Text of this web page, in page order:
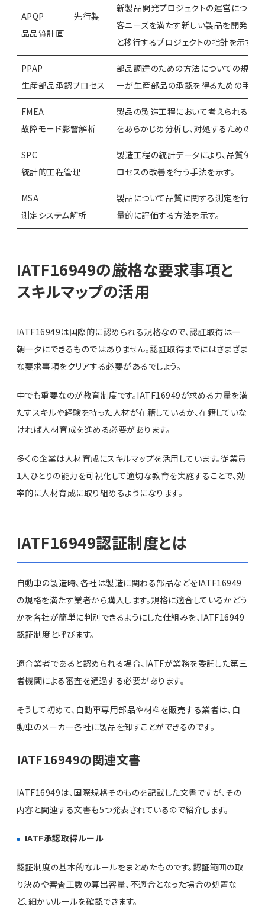
APQP 先行製
品品質計画
新製品開発プロジェクトの運営について
客ニーズを満たす新しい製品を開発し、
と移行するプロジェクトの指針を示す。
PPAP
生産部品承認プロセス
部品調達のための方法についての規定。
ーが生産部品の承認を得るための手順
FMEA
故障モード影響解析
製品の製造工程において考えられるあ
をあらかじめ分析し、対処するための手
SPC
統計的工程管理
製造工程の統計データにより、品質保
ロセスの改善を行う手法を示す。
MSA
測定システム解析
製品について品質に関する測定を行う
量的に評価する方法を示す。
IATF16949の厳格な要求事項と
スキルマップの活用
IATF16949は国際的に認められる規格なので、認証取得は一
朝一夕にできるものではありません。認証取得までにはさまざま
な要求事項をクリアする必要があるでしょう。
中でも重要なのが教育制度です。IATF16949が求める力量を満
たすスキルや経験を持った人材が在籍しているか、在籍していな
ければ人材育成を進める必要があります。
多くの企業は人材育成にスキルマップを活用しています。従業員
1人ひとりの能力を可視化して適切な教育を実施することで、効
率的に人材育成に取り組めるようになります。
IATF16949認証制度とは
自動車の製造時、各社は製造に関わる部品などをIATF16949
の規格を満たす業者から購入します。規格に適合しているかどう
かを各社が簡単に判別できるようにした仕組みを、IATF16949
認証制度と呼びます。
適合業者であると認められる場合、IATFが業務を委託した第三
者機関による審査を通過する必要があります。
そうして初めて、自動車専用部品や材料を販売する業者は、自
動車のメーカー各社に製品を卸すことができるのです。
IATF16949の関連文書
IATF16949は、国際規格そのものを記載した文書ですが、その
内容と関連する文書も5つ発表されているので紹介します。
IATF承認取得ルール
認証制度の基本的なルールをまとめたものです。認証範囲の取
り決めや審査工数の算出容量、不適合となった場合の処置な
ど、細かいルールを確認できます。